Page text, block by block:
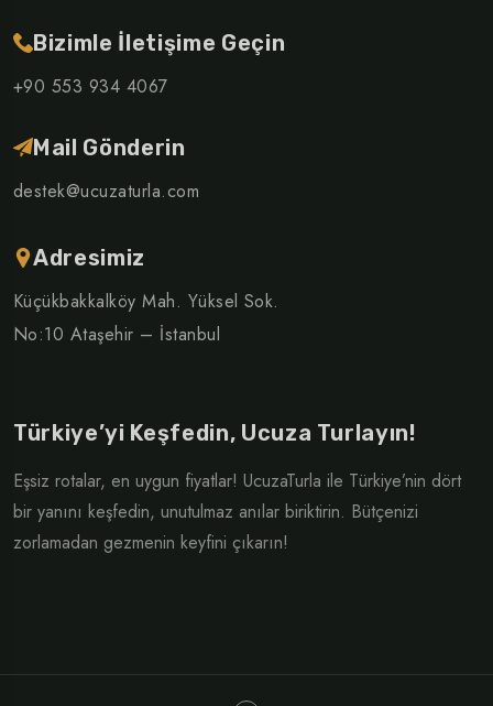
Bizimle İletişime Geçin
+90 553 934 4067
Mail Gönderin
destek@ucuzaturla.com
Adresimiz
Küçükbakkalköy Mah. Yüksel Sok.
No:10 Ataşehir – İstanbul
Türkiye’yi Keşfedin, Ucuza Turlayın!
Eşsiz rotalar, en uygun fiyatlar! UcuzaTurla ile Türkiye’nin dört
bir yanını keşfedin, unutulmaz anılar biriktirin. Bütçenizi
zorlamadan gezmenin keyfini çıkarın!